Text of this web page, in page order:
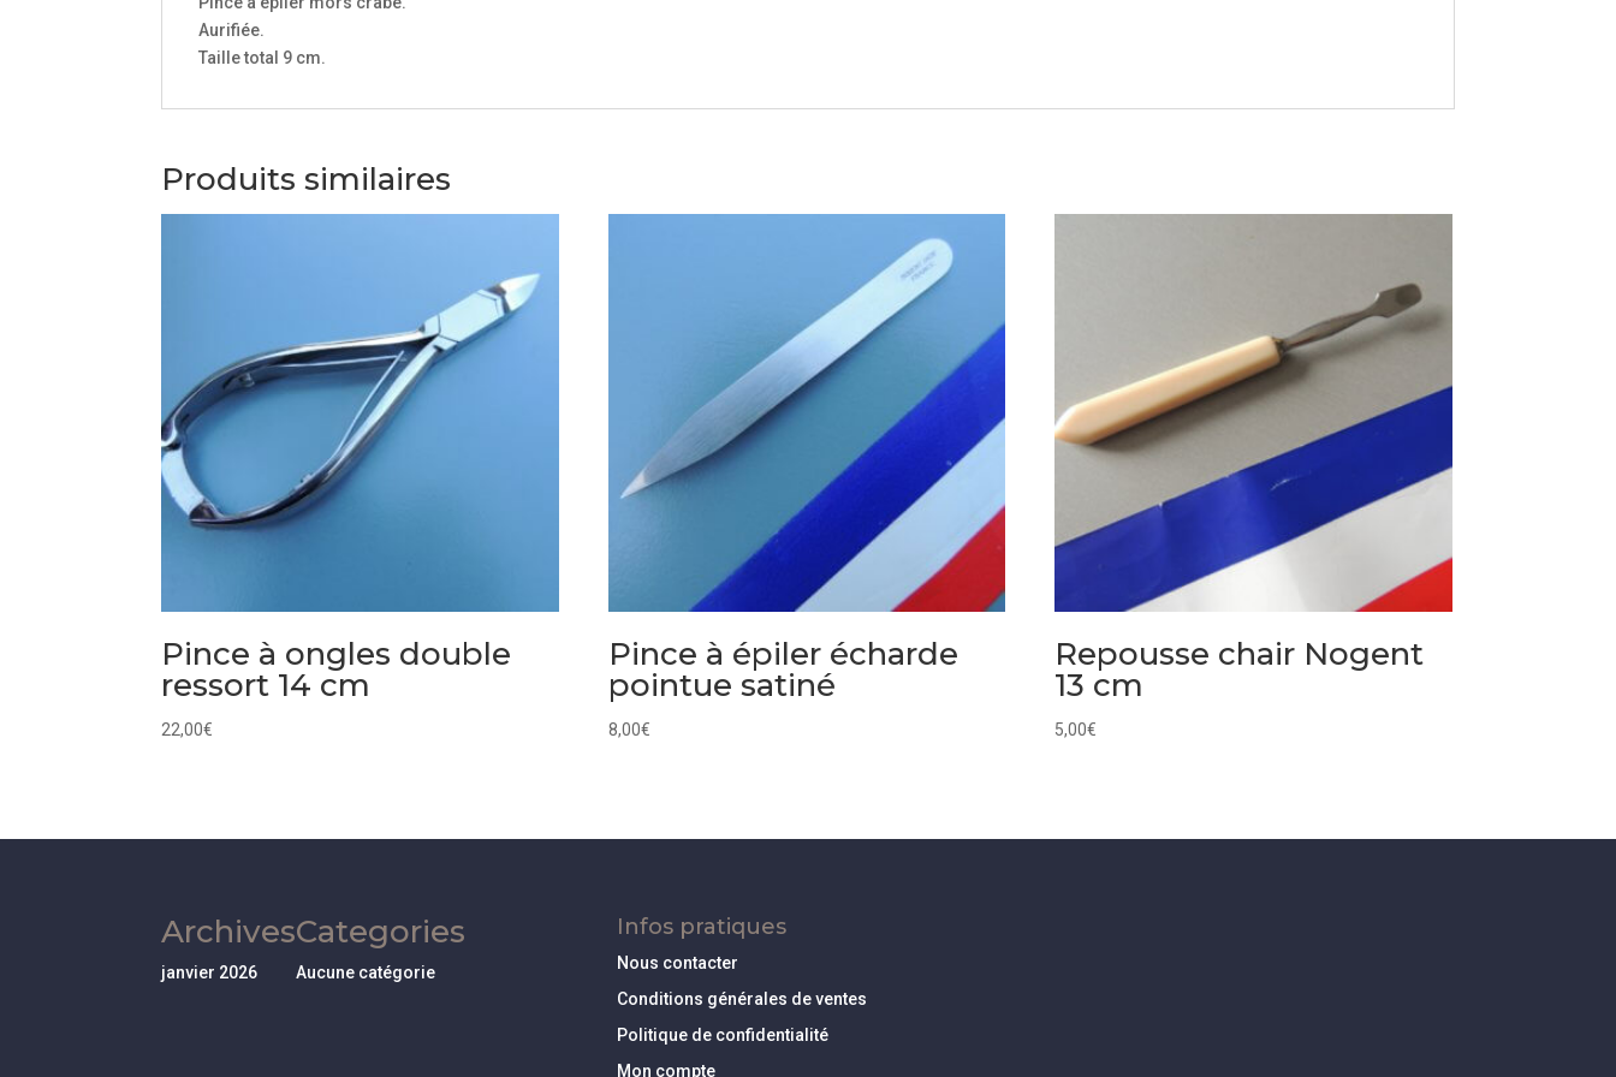
Aurifiée.
Taille total 9 cm.
Produits similaires
Pince à ongles double
ressort 14 cm
22,00€
Pince à épiler écharde
pointue satiné
8,00€
Repousse chair Nogent
13 cm
5,00€
Archives
janvier 2026
Categories
Aucune catégorie
Infos pratiques
Nous contacter
Conditions générales de ventes
Politique de confidentialité
Mon compte